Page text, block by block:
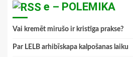
e – POLEMIKA
Vai kremēt mirušo ir kristīga prakse?
Par LELB arhibīskapa kalpošanas laiku